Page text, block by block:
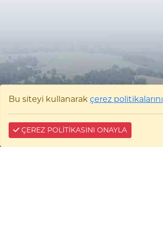
Bu siteyi kullanarak çerez politikalarını
ÇEREZ POLİTİKASINI ONAYLA